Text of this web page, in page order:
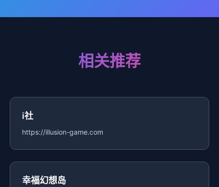
相关推荐
i社
https://illusion-game.com
幸福幻想岛